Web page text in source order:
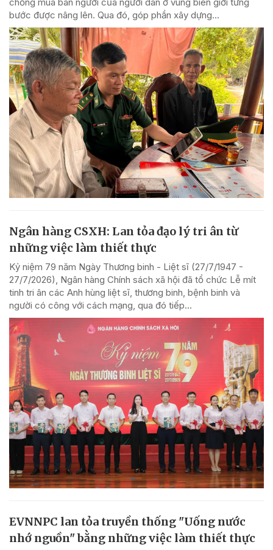
chống mua bán người của người dân ở vùng biên giới từng
bước được nâng lên. Qua đó, góp phần xây dựng...
Ngân hàng CSXH: Lan tỏa đạo lý tri ân từ
những việc làm thiết thực
Kỷ niệm 79 năm Ngày Thương binh - Liệt sĩ (27/7/1947 -
27/7/2026), Ngân hàng Chính sách xã hội đã tổ chức Lễ mít
tinh tri ân các Anh hùng liệt sĩ, thương binh, bệnh binh và
người có công với cách mạng, qua đó tiếp...
EVNNPC lan tỏa truyền thống "Uống nước
nhớ nguồn" bằng những việc làm thiết thực